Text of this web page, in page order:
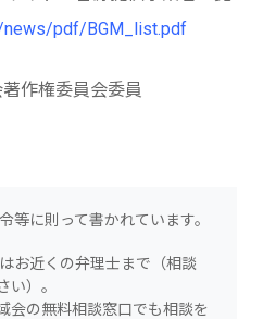
news/pdf/BGM_list.pdf
作権委員会委員
等に則って書かれています。
お近くの弁理士まで（相談
い）。
会の無料相談窓口でも相談を